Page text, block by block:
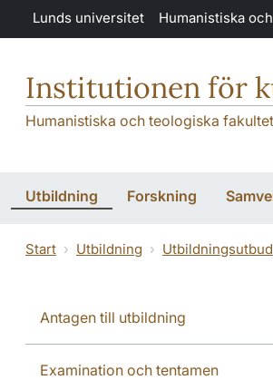
Hoppa till huvudinnehåll
Lunds universitet Humanistiska
Institutionen för
Humanistiska och teologiska
Utbildning Forskning
Start Utbildning Utbildningsutbud
Antagen till utbildning
Examination och tentamen